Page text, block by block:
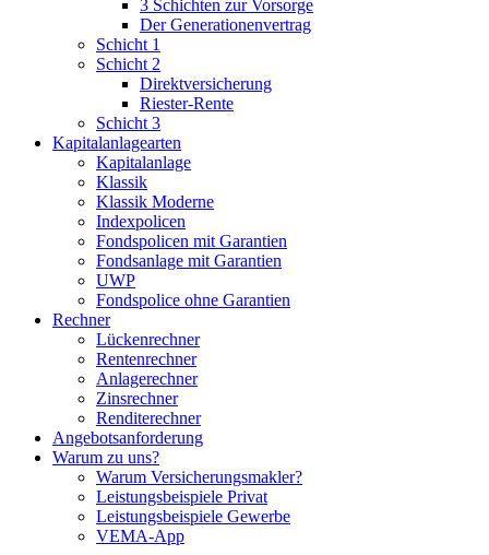
3 Schichten zur Vorsorge
Der Generationenvertrag
Schicht 1
Schicht 2
Direktversicherung
Riester-Rente
Schicht 3
Kapitalanlagearten
Kapitalanlage
Klassik
Klassik Moderne
Indexpolicen
Fondspolicen mit Garantien
Fondsanlage mit Garantien
UWP
Fondspolice ohne Garantien
Rechner
Lückenrechner
Rentenrechner
Anlagerechner
Zinsrechner
Renditerechner
Angebotsanforderung
Warum zu uns?
Warum Versicherungsmakler?
Leistungsbeispiele Privat
Leistungsbeispiele Gewerbe
VEMA-App